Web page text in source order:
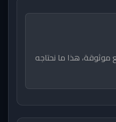
هذا ما نحتاجه